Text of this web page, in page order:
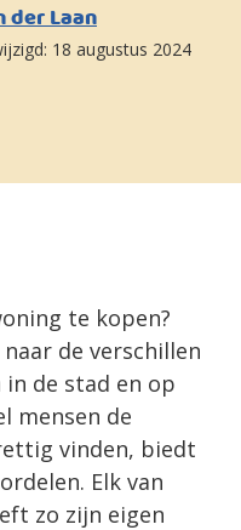
der Laan
18 augustus 2024
te kopen?
de verschillen
de stad en op
mensen de
vinden, biedt
Elk van
zo zijn eigen